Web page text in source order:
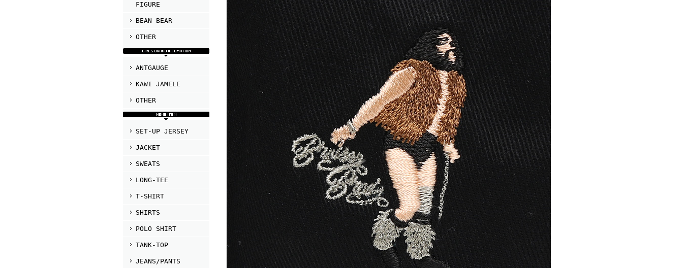
FIGURE
BEAN BEAR
OTHER
ANTGAUGE
KAWI JAMELE
OTHER
SET-UP JERSEY
JACKET
SWEATS
LONG-TEE
T-SHIRT
SHIRTS
POLO SHIRT
TANK-TOP
JEANS/PANTS